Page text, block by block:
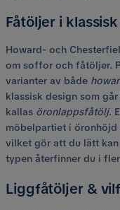
Fåtöljer i
Howard- och
om soffor och fåtöljer.
varianter av både
klassisk design som
kallas öronlappsfåtölj.
möbelpartiet i
vilket gör att du lätt
typen återfinner du i
Liggfåtöljer &